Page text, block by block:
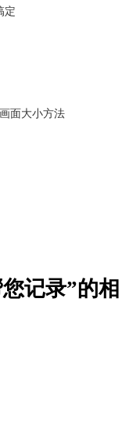
选择覆叠轨3中的素
帧使得线条紧紧跟随修
材上，点击“自定义动
定
面大小方法
记录”的相